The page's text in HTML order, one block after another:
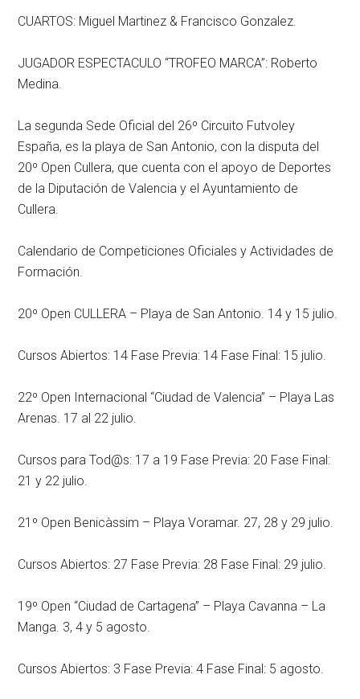
CUARTOS: Miguel Martinez & Francisco Gonzalez.
JUGADOR ESPECTACULO “TROFEO MARCA”: Roberto
Medina.
La segunda Sede Oficial del 26º Circuito Futvoley
España, es la playa de San Antonio, con la disputa del
20º Open Cullera, que cuenta con el apoyo de Deportes
de la Diputación de Valencia y el Ayuntamiento de
Cullera.
Calendario de Competiciones Oficiales y Actividades de
Formación.
20º Open CULLERA – Playa de San Antonio. 14 y 15 julio.
Cursos Abiertos: 14 Fase Previa: 14 Fase Final: 15 julio.
22º Open Internacional “Ciudad de Valencia” – Playa Las
Arenas. 17 al 22 julio.
Cursos para Tod@s: 17 a 19 Fase Previa: 20 Fase Final:
21 y 22 julio.
21º Open Benicàssim – Playa Voramar. 27, 28 y 29 julio.
Cursos Abiertos: 27 Fase Previa: 28 Fase Final: 29 julio.
19º Open “Ciudad de Cartagena” – Playa Cavanna – La
Manga. 3, 4 y 5 agosto.
Cursos Abiertos: 3 Fase Previa: 4 Fase Final: 5 agosto.